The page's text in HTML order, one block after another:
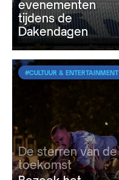
evenementen
tijdens de
Dakendagen
#CULTUUR & ENTERTAINMENT
De sterren van de
toekomst